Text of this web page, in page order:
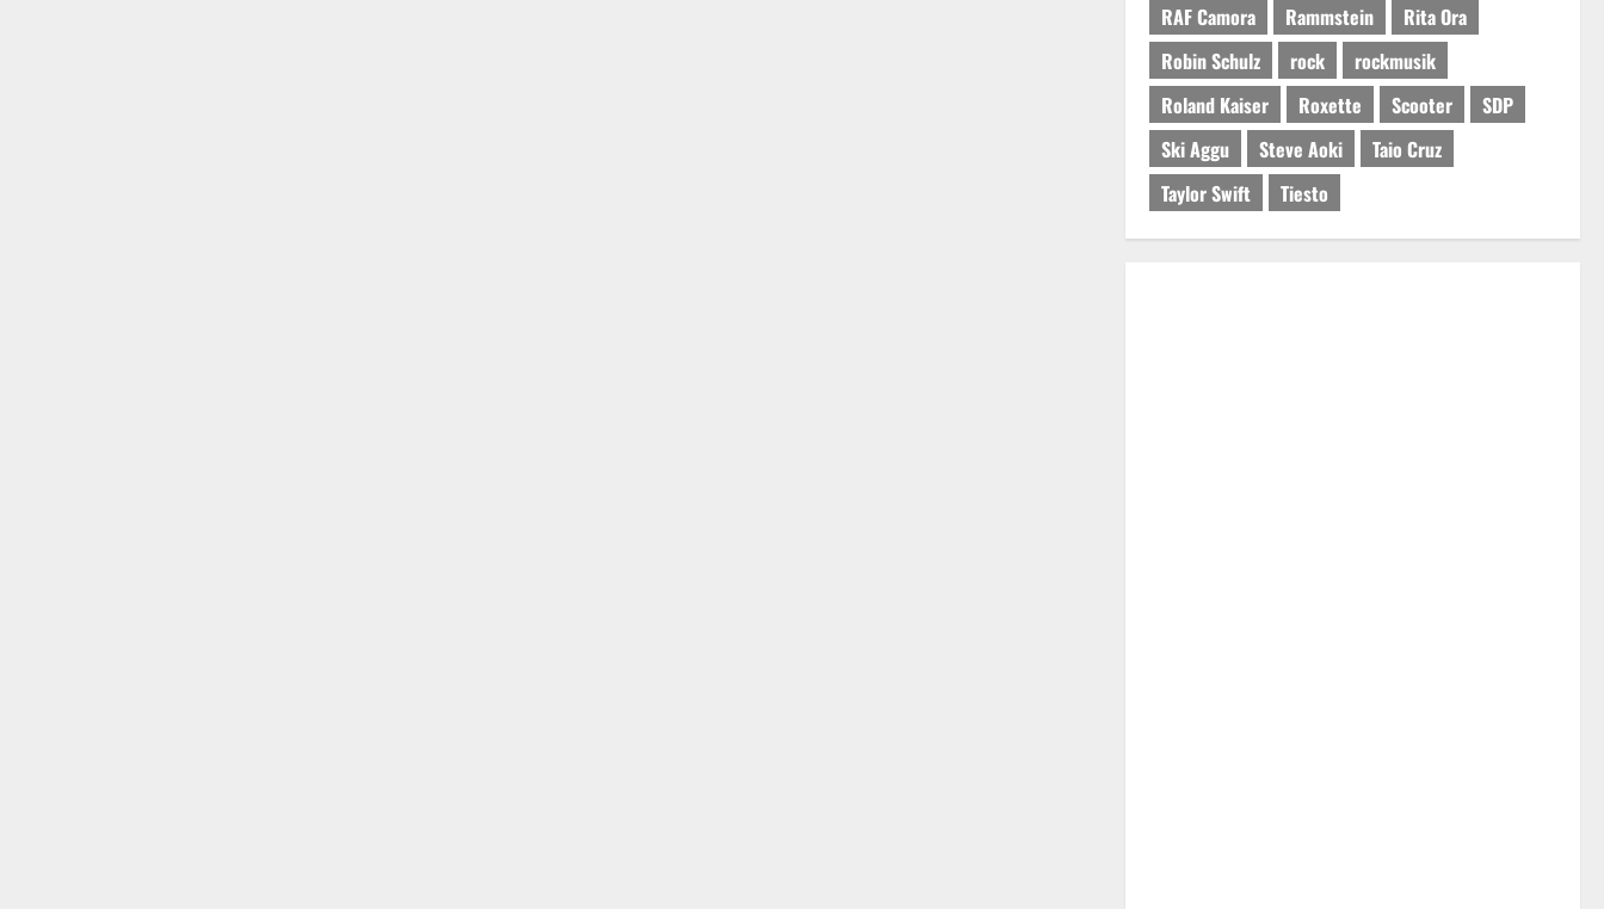
RAF Camora
Rammstein
Rita Ora
Robin Schulz
rock
rockmusik
Roland Kaiser
Roxette Scooter
SDP
Ski Aggu
Steve Aoki
Taio Cruz
Taylor Swift
Tiesto